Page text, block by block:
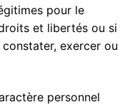
pour le
et libertés ou si
exercer ou
personnel